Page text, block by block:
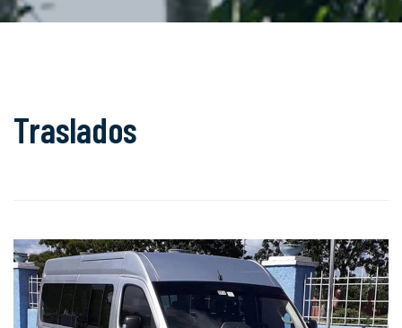
Traslados